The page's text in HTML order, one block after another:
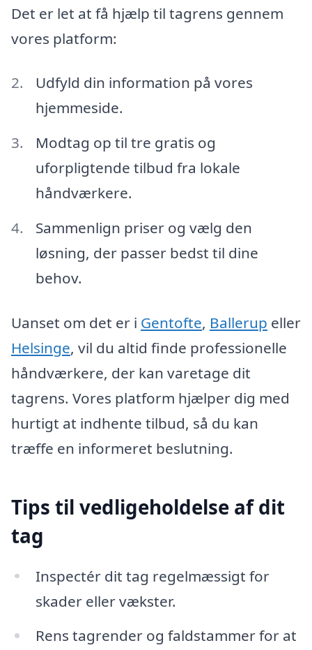
Det er let at få hjælp til tagrens gennem
vores platform:
Udfyld din information på vores
hjemmeside.
Modtag op til tre gratis og
uforpligtende tilbud fra lokale
håndværkere.
Sammenlign priser og vælg den
løsning, der passer bedst til dine
behov.
Uanset om det er i Gentofte, Ballerup eller
Helsinge, vil du altid finde professionelle
håndværkere, der kan varetage dit
tagrens. Vores platform hjælper dig med
hurtigt at indhente tilbud, så du kan
træffe en informeret beslutning.
Tips til vedligeholdelse af dit
tag
Inspectér dit tag regelmæssigt for
skader eller vækster.
Rens tagrender og faldstammer for at